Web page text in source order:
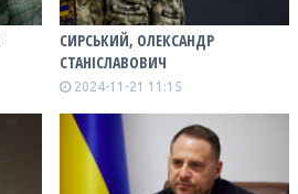
СИРСЬКИЙ, ОЛЕКСАНДР
СТАНІСЛАВОВИЧ
2024-11-21 11:15